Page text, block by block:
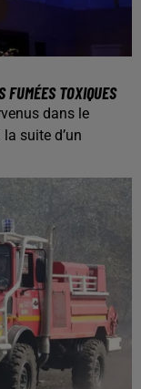
FUMÉES TOXIQUES
dans le
suite d’un